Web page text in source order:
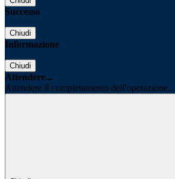
Successo
Chiudi
Informazione
Chiudi
Attendere...
Attendere il completamento dell'operazione...